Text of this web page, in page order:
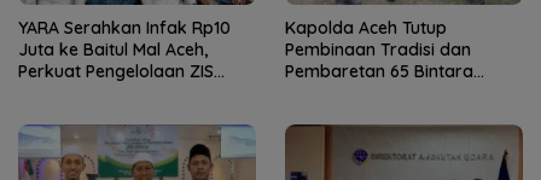
YARA Serahkan Infak Rp10
Juta ke Baitul Mal Aceh,
Perkuat Pengelolaan ZIS
Kapolda Aceh Tutup
Pembinaan Tradisi dan
Pembaretan 65 Bintara